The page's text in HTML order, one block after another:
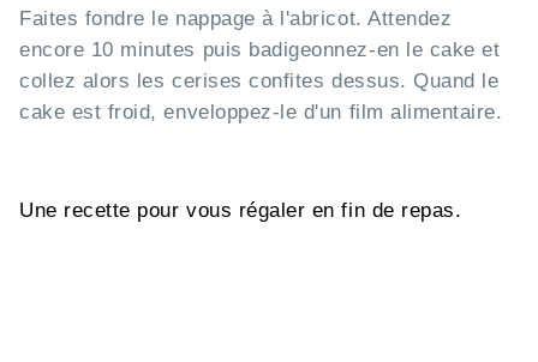
Faites fondre le nappage à l'abricot. Attendez
encore 10 minutes puis badigeonnez-en le cake et
collez alors les cerises confites dessus. Quand le
cake est froid, enveloppez-le d'un film alimentaire.
Une recette pour vous régaler en fin de repas.